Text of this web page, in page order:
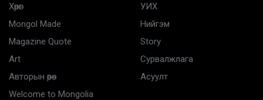
Хөрөг
Mongol Made
Magazine Quote
Art
Авторын өрөө
Welcome to Mongolia
УИХ
Нийгэм
Story
Сурвалжлага
Асуулт